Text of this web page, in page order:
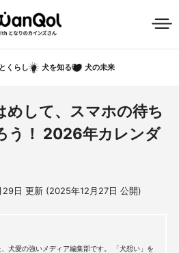
くらし 犬を知る 犬の未来
めして、スマホの待ち
う！ 2026年カレンダ
29日 更新 (2025年12月27日 公開)
犬愛の強いメディア編集部です。 「犬想い」を